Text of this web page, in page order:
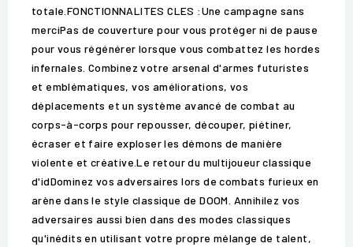
totale.FONCTIONNALITES CLES :Une campagne sans
merciPas de couverture pour vous protéger ni de pause
pour vous régénérer lorsque vous combattez les hordes
infernales. Combinez votre arsenal d'armes futuristes
et emblématiques, vos améliorations, vos
déplacements et un système avancé de combat au
corps-à-corps pour repousser, découper, piétiner,
écraser et faire exploser les démons de manière
violente et créative.Le retour du multijoueur classique
d'idDominez vos adversaires lors de combats furieux en
arène dans le style classique de DOOM. Annihilez vos
adversaires aussi bien dans des modes classiques
qu'inédits en utilisant votre propre mélange de talent,